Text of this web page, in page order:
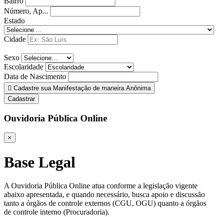
Número, Ap...
Estado
Cidade
Sexo
Escolaridade
Data de Nascimento
Cadastre sua Manifestação de maneira Anônima
Cadastrar
Ouvidoria Pública Online
×
Base Legal
A Ouvidoria Pública Online atua conforme a legislação vigente
abaixo apresentada, e quando necessário, busca apoio e discussão
tanto a órgãos de controle externos (CGU, OGU) quanto a órgãos
de controle interno (Procuradoria).